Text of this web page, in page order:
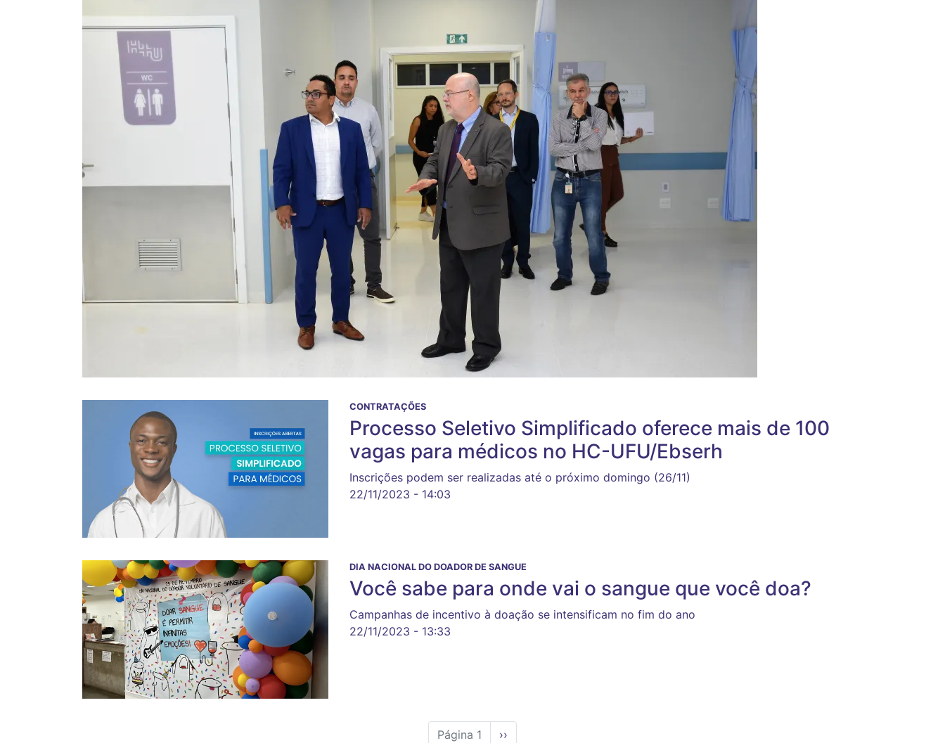
CONTRATAÇÕES
Processo Seletivo Simplificado oferece mais de 100
vagas para médicos no HC-UFU/Ebserh
Inscrições podem ser realizadas até o próximo domingo (26/11)
22/11/2023 - 14:03
DIA NACIONAL DO DOADOR DE SANGUE
Você sabe para onde vai o sangue que você doa?
Campanhas de incentivo à doação se intensificam no fim do ano
22/11/2023 - 13:33
Página 1
Próxima
››